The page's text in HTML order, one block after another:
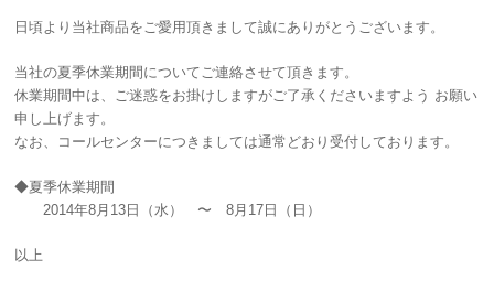
日頃より当社商品をご愛用頂きまして誠にありがとうございます。
当社の夏季休業期間についてご連絡させて頂きます。
休業期間中は、ご迷惑をお掛けしますがご了承くださいますよう お願い
申し上げます。
なお、コールセンターにつきましては通常どおり受付しております。
◆夏季休業期間
2014年8月13日（水） 〜 8月17日（日）
以上